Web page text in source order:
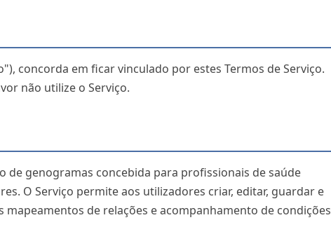
concorda em ficar vinculado por estes Termos de Serviço.
não utilize o Serviço.
de genogramas concebida para profissionais de saúde
O Serviço permite aos utilizadores criar, editar, guardar e
de relações e acompanhamento de condições